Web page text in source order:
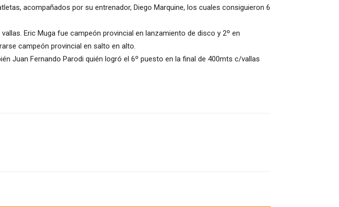
acompañados por su entrenador, Diego Marquine, los cuales consiguieron 6
Eric Muga fue campeón provincial en lanzamiento de disco y 2º en
campeón provincial en salto en alto.
Juan Fernando Parodi quién logró el 6º puesto en la final de 400mts c/vallas